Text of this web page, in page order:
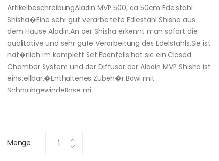
ArtikelbeschreibungAladin MVP 500, ca 50cm Edelstahl
Shisha�Eine sehr gut verarbeitete Edlestahl Shisha aus
dem Hause Aladin.An der Shisha erkennt man sofort die
qualitative und sehr gute Verarbeitung des Edelstahls.Sie ist
nat�rlich im komplett Set.Ebenfalls hat sie ein:Closed
Chamber System und der Diffusor der Aladin MVP Shisha ist
einstellbar.�Enthaltenes Zubeh�r:Bowl mit
SchraubgewindeBase mi..
Menge